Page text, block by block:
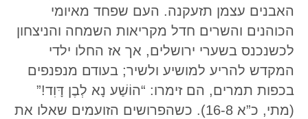
האבנים עצמן תזעקנה. העם שפחד מאיומי
הכוהנים והשרים חדל מקריאות השמחה והניצחון
לכשנכנס בשערי ירושלים, אך אז החלו ילדי
המקדש להריע למושיע ולשיר; בעודם מנפנפים
בכפות תמרים, הם זימרו: “הוֹשַׁע נָא לְבֶן דָּוִד!”
(מתי, כ”א 16-8). כשהפרושים הזועמים שאלו את